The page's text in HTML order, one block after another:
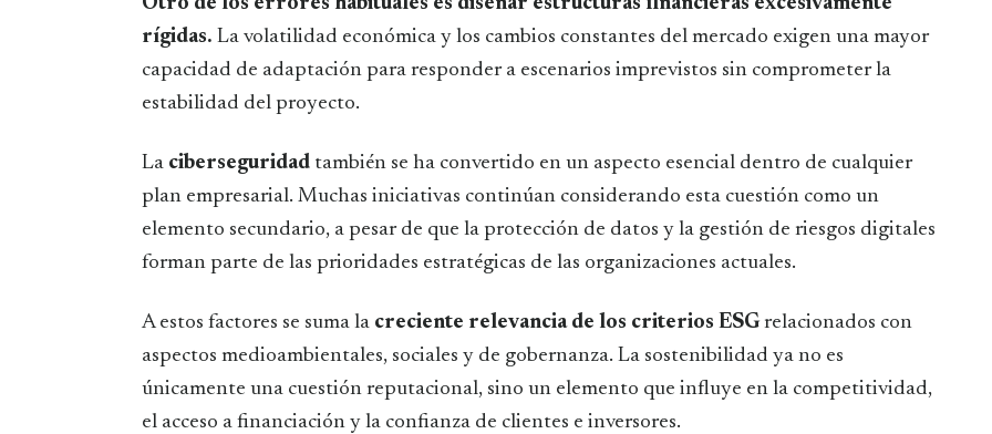
rígidas. La volatilidad económica y los cambios constantes del mercado exigen una mayor
capacidad de adaptación para responder a escenarios imprevistos sin comprometer la
estabilidad del proyecto.
La ciberseguridad también se ha convertido en un aspecto esencial dentro de cualquier
plan empresarial. Muchas iniciativas continúan considerando esta cuestión como un
elemento secundario, a pesar de que la protección de datos y la gestión de riesgos digitales
forman parte de las prioridades estratégicas de las organizaciones actuales.
A estos factores se suma la creciente relevancia de los criterios ESGrelacionados con
aspectos medioambientales, sociales y de gobernanza. La sostenibilidad ya no es
únicamente una cuestión reputacional, sino un elemento que influye en la competitividad,
el acceso a financiación y la confianza de clientes e inversores.